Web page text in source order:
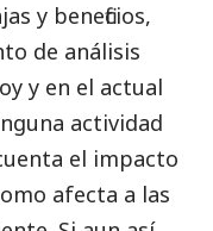
y beneficios,
de análisis
y en el actual
actividad
el impacto
afecta a las